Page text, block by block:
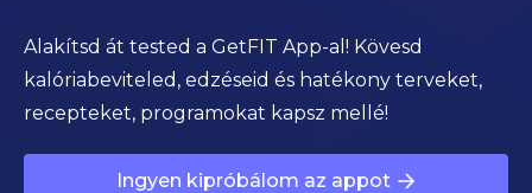
Alakítsd át tested a GetFIT App-al! Kövesd
kalóriabeviteled, edzéseid és hatékony terveket,
recepteket, programokat kapsz mellé!
Ingyen kipróbálom az appot